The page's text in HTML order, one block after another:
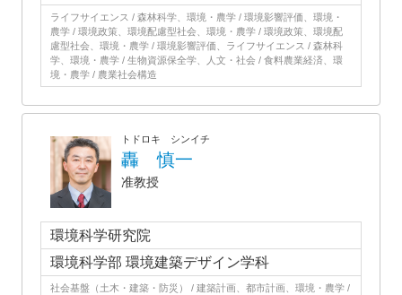
ライフサイエンス / 森林科学、環境・農学 / 環境影響評価、環境・
農学 / 環境政策、環境配慮型社会、環境・農学 / 環境政策、環境配
慮型社会、環境・農学 / 環境影響評価、ライフサイエンス / 森林科
学、環境・農学 / 生物資源保全学、人文・社会 / 食料農業経済、環
境・農学 / 農業社会構造
トドロキ シンイチ
轟 慎一
准教授
環境科学研究院
環境科学部 環境建築デザイン学科
社会基盤（土木・建築・防災） / 建築計画、都市計画、環境・農学 /